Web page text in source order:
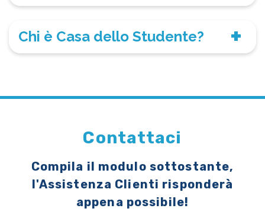
Chi è Casa dello Studente?
Contattaci
Compila il modulo sottostante,
l'Assistenza Clienti risponderà
appena possibile!